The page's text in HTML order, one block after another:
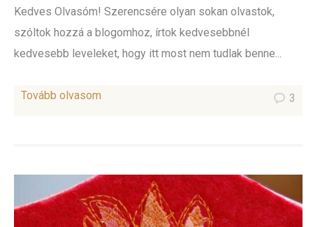
Kedves Olvasóm! Szerencsére olyan sokan olvastok,
szóltok hozzá a blogomhoz, írtok kedvesebbnél
kedvesebb leveleket, hogy itt most nem tudlak benne...
Tovább olvasom 3